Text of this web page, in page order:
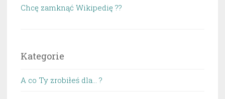
Chcę zamknąć Wikipedię ??
Kategorie
A co Ty zrobiłeś dla… ?